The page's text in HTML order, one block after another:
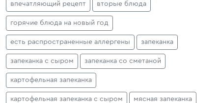
впечатляющий рецепт вторые блюда
горячие блюда на новый год
есть распространенные аллергены запеканка
запеканка с сыром запеканка со сметаной
картофельная запеканка
картофельная запеканка с сыром мясная запеканка